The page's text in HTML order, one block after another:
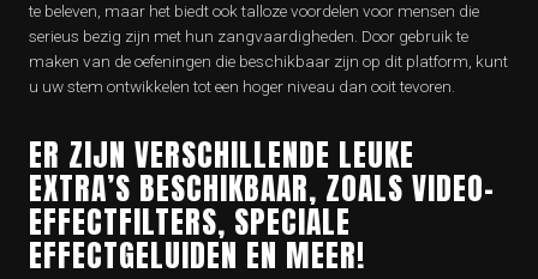
te beleven, maar het biedt ook talloze voordelen voor mensen die
serieus bezig zijn met hun zangvaardigheden. Door gebruik te
maken van de oefeningen die beschikbaar zijn op dit platform, kunt
u uw stem ontwikkelen tot een hoger niveau dan ooit tevoren.
ER ZIJN VERSCHILLENDE LEUKE
EXTRA’S BESCHIKBAAR, ZOALS VIDEO-
EFFECTFILTERS, SPECIALE
EFFECTGELUIDEN EN MEER!